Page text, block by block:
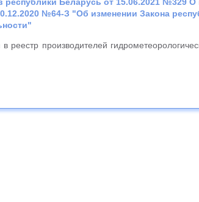
№64-З "Об изменении Закона
реестр производителей